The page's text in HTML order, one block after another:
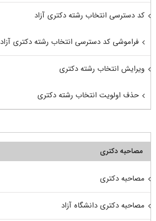
کد دسترسی انتخاب رشته دکتری آزاد
فراموشی کد دسترسی انتخاب رشته دکتری آزاد
ویرایش انتخاب رشته دکتری
حذف اولویت انتخاب رشته دکتری
مصاحبه دکتری
مصاحبه دکتری
مصاحبه دکتری دانشگاه آزاد